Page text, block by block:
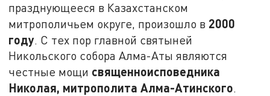
празднующееся в Казахстанском
митрополичьем округе, произошло в 2000
году. С тех пор главной святыней
Никольского собора Алма-Аты являются
честные мощи священноисповедника
Николая, митрополита Алма-Атинского.